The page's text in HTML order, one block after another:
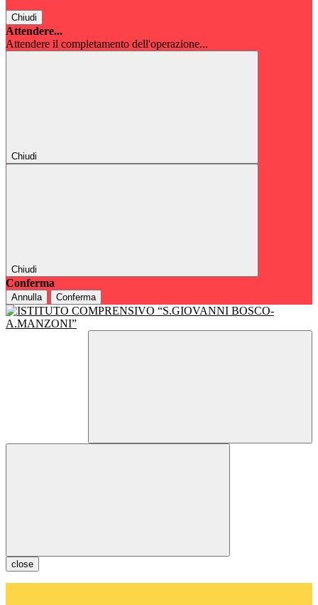
Chiudi
Attendere...
Attendere il completamento dell'operazione...
Chiudi
Chiudi
Conferma
Annulla Conferma
close